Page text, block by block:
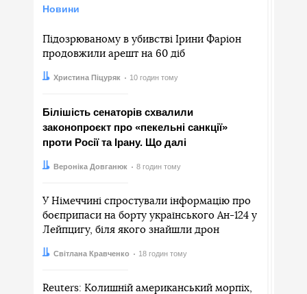
Новини
Підозрюваному в убивстві Ірини Фаріон
продовжили арешт на 60 діб
Автор:
Христина Піцуряк
Дата: 10 годин тому
Білішість сенаторів схвалили
законопроєкт про «пекельні санкції»
проти Росії та Ірану. Що далі
Автор:
Вероніка Довганюк
Дата: 8 годин тому
У Німеччині спростували інформацію про
боєприпаси на борту українського Ан-124 у
Лейпцигу, біля якого знайшли дрон
Автор:
Світлана Кравченко
Дата: 18 годин тому
Reuters: Колишній американський морпіх,